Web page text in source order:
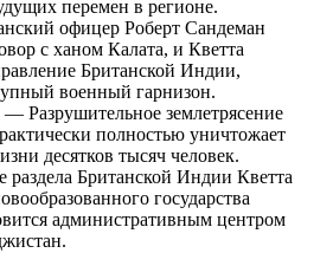
перемен в регионе.
офицер Роберт Сандеман
с ханом Калата, и Кветта
Британской Индии,
военный гарнизон.
— Разрушительное землетрясение
полностью уничтожает
десятков тысяч человек.
Британской Индии Кветта
государства
административным центром